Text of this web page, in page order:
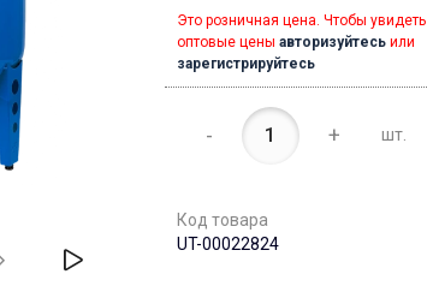
Это розничная цена. Чтобы увидеть
оптовые цены авторизуйтесьили
зарегистрируйтесь
- + шт.
Код товара
UT-00022824